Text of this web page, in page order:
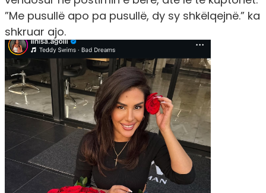
”Me pusullë apo pa pusullë, dy sy shkëlqejnë.” ka
shkruar ajo.